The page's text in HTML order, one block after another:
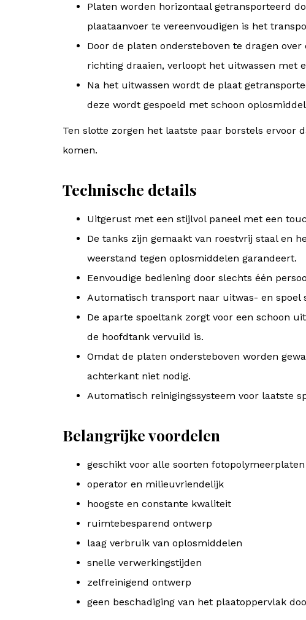
Platen worden horizontaal getransporteerd
plaataanvoer te vereenvoudigen is het
Door de platen ondersteboven te dragen
richting draaien, verloopt het uitwassen met
Na het uitwassen wordt de plaat
deze wordt gespoeld met schoon
Ten slotte zorgen het laatste paar borstels ervoor
komen.
Technische details
Uitgerust met een stijlvol paneel met een
De tanks zijn gemaakt van roestvrij staal en
weerstand tegen oplosmiddelen garandeert.
Eenvoudige bediening door slechts één
Automatisch transport naar uitwas- en spoel
De aparte spoeltank zorgt voor een schoon
de hoofdtank vervuild is.
Omdat de platen ondersteboven worden
achterkant niet nodig.
Automatisch reinigingssysteem voor laatste
Belangrijke voordelen
geschikt voor alle soorten
operator en milieuvriendelijk
hoogste en constante kwaliteit
ruimtebesparend ontwerp
laag verbruik van oplosmiddelen
snelle verwerkingstijden
zelfreinigend ontwerp
geen beschadiging van het plaatoppervlak